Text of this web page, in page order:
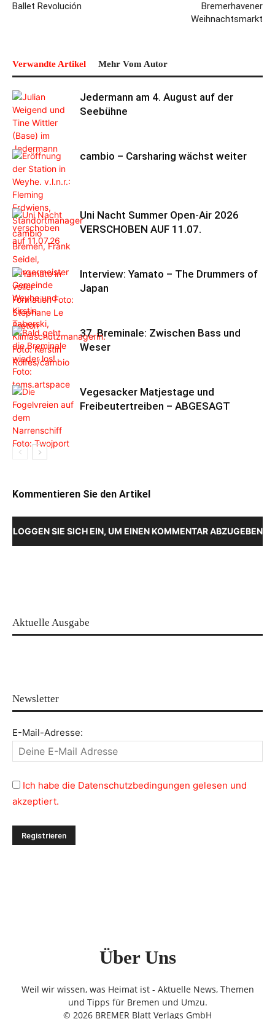
Ballet Revolución
Bremerhavener
Weihnachtsmarkt
Verwandte Artikel Mehr Vom Autor
Jedermann am 4. August auf der
Seebühne
cambio – Carsharing wächst weiter
Uni Nacht Summer Open-Air 2026
VERSCHOBEN AUF 11.07.
Interview: Yamato – The Drummers of
Japan
37. Breminale: Zwischen Bass und
Weser
Vegesacker Matjestage und
Freibeutertreiben – ABGESAGT
Kommentieren Sie den Artikel
LOGGEN SIE SICH EIN, UM EINEN KOMMENTAR ABZUGEBEN
Aktuelle Ausgabe
Newsletter
E-Mail-Adresse:
Ich habe die Datenschutzbedingungen gelesen und
akzeptiert.
Über Uns
Weil wir wissen, was Heimat ist - Aktuelle News, Themen
und Tipps für Bremen und Umzu.
© 2026 BREMER Blatt Verlags GmbH